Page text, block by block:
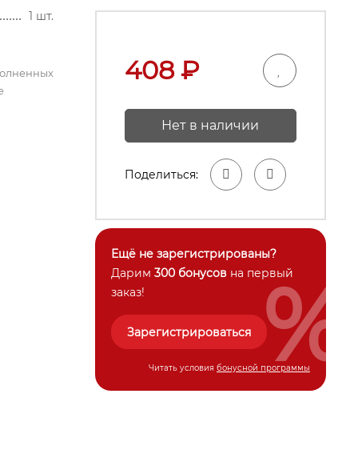
1 шт.
408₽
Нет в наличии
Поделиться:
Ещё не зарегистрированы?
Дарим 300 бонусовна первый
заказ!
Зарегистрироваться
Читать условия бонусной программы
%